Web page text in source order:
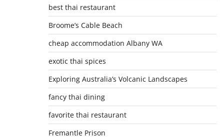
best thai restaurant
Broome’s Cable Beach
cheap accommodation Albany WA
exotic thai spices
Exploring Australia’s Volcanic Landscapes
fancy thai dining
favorite thai restaurant
Fremantle Prison